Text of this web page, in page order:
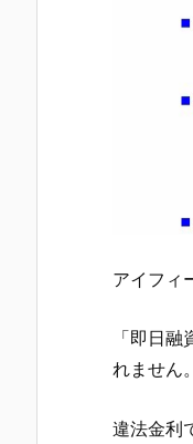
アイフィ
「即日
れません。
違法金利